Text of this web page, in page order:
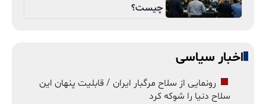
چیست؟
اخبار سیاسی
رونمایی از سلاح مرگبار ایران / قابلیت پنهان این
سلاح دنیا را شوکه کرد